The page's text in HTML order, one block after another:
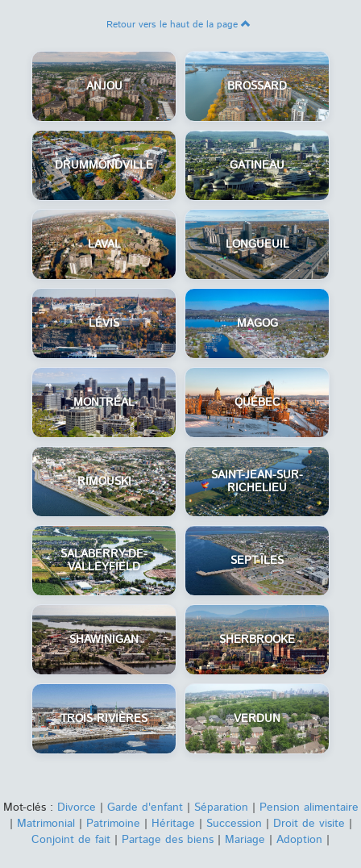
Retour vers le haut de la page
ANJOU BROSSARD
DRUMMONDVILLE GATINEAU
LAVAL LONGUEUIL
LÉVIS MAGOG
MONTRÉAL QUÉBEC
RIMOUSKI
SAINT-JEAN-SUR-
RICHELIEU
SALABERRY-DE-
VALLEYFIELD
SEPT-ÎLES
SHAWINIGAN SHERBROOKE
TROIS-RIVIÈRES VERDUN
Mot-clés : Divorce | Garde d'enfant| Séparation | Pension alimentaire
| Matrimonial| Patrimoine | Héritage | Succession | Droit de visite |
Conjoint de fait | Partage des biens | Mariage | Adoption |